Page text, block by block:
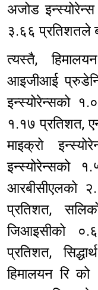
अजोड
३.६६ प्रतिशतले
त्यस्तै,
आइजीआई
इन्स्योरेन्सको
१.१७ प्रतिशत,
माइक्रो
इन्स्योरेन्सको
आरबीसीएलको
प्रतिशत,
जिआइसीको
प्रतिशत,
हिमालयन रि